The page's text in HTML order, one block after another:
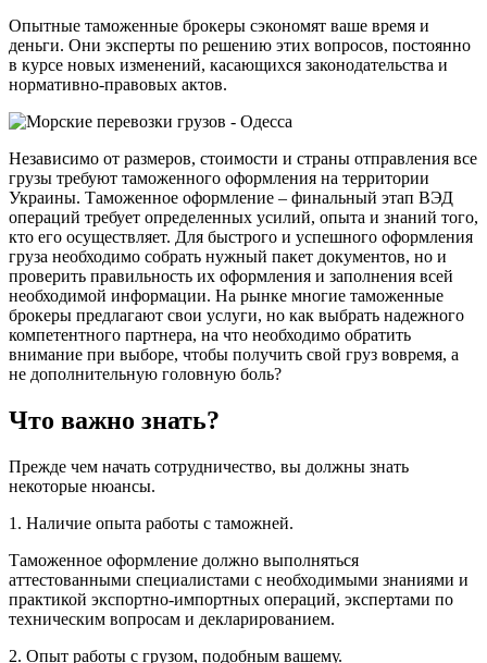
Опытные таможенные брокеры сэкономят ваше время и
деньги. Они эксперты по решению этих вопросов, постоянно
в курсе новых изменений, касающихся законодательства и
нормативно-правовых актов.
Независимо от размеров, стоимости и страны отправления все
грузы требуют таможенного оформления на территории
Украины. Таможенное оформление – финальный этап ВЭД
операций требует определенных усилий, опыта и знаний того,
кто его осуществляет. Для быстрого и успешного оформления
груза необходимо собрать нужный пакет документов, но и
проверить правильность их оформления и заполнения всей
необходимой информации. На рынке многие таможенные
брокеры предлагают свои услуги, но как выбрать надежного
компетентного партнера, на что необходимо обратить
внимание при выборе, чтобы получить свой груз вовремя, а
не дополнительную головную боль?
Что важно знать?
Прежде чем начать сотрудничество, вы должны знать
некоторые нюансы.
1. Наличие опыта работы с таможней.
Таможенное оформление должно выполняться
аттестованными специалистами с необходимыми знаниями и
практикой экспортно-импортных операций, экспертами по
техническим вопросам и декларированием.
2. Опыт работы с грузом, подобным вашему.